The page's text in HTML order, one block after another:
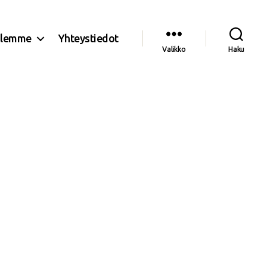
Yhteystiedot
Valikko Haku